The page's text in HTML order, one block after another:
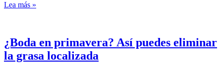
Lea más »
¿Boda en primavera? Así puedes eliminar
la grasa localizada